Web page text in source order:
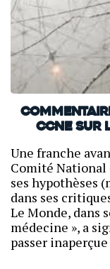
CCNE
Une franche
Comité National
ses hypothèses
dans ses
Le Monde, dans
médecine », a
passer